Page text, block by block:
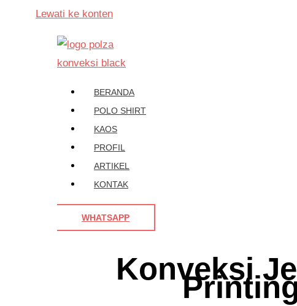
Lewati ke konten
BERANDA
POLO SHIRT
KAOS
PROFIL
ARTIKEL
KONTAK
WHATSAPP
Konveksi